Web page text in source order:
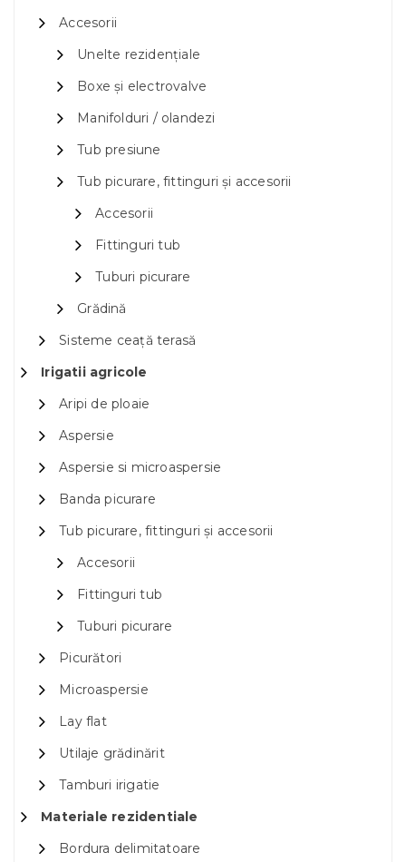
Accesorii
Unelte rezidențiale
Boxe și electrovalve
Manifolduri / olandezi
Tub presiune
Tub picurare, fittinguri și accesorii
Accesorii
Fittinguri tub
Tuburi picurare
Grădină
Sisteme ceață terasă
Irigatii agricole
Aripi de ploaie
Aspersie
Aspersie si microaspersie
Banda picurare
Tub picurare, fittinguri și accesorii
Accesorii
Fittinguri tub
Tuburi picurare
Picurători
Microaspersie
Lay flat
Utilaje grădinărit
Tamburi irigatie
Materiale rezidentiale
Bordura delimitatoare